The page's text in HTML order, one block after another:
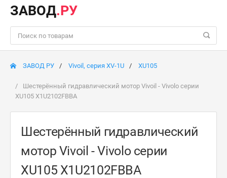
ЗАВОД.РУ
ЗАВОД РУ Vivoil, серия XV-1U XU105
Шестерённый гидравлический мотор Vivoil - Vivolo серии
XU105 X1U2102FBBA
Шестерённый гидравлический
мотор Vivoil - Vivolo серии
XU105 X1U2102FBBA